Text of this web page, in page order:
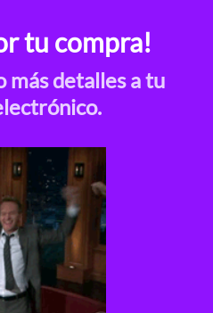
tu compra!
más detalles a tu